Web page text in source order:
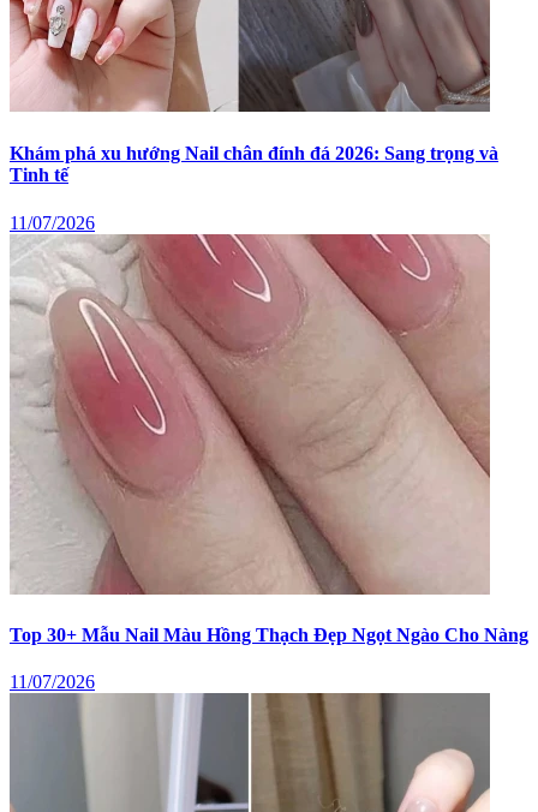
Khám phá xu hướng Nail chân đính đá 2026: Sang trọng và
Tinh tế
11/07/2026
Top 30+ Mẫu Nail Màu Hồng Thạch Đẹp Ngọt Ngào Cho Nàng
11/07/2026